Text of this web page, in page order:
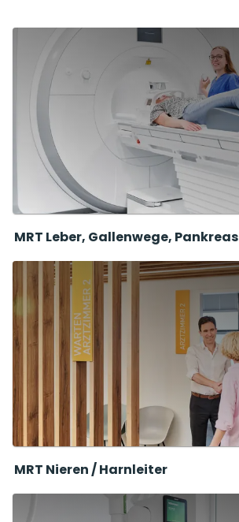
MRT Leber, Gallenwege, Pankreas
MRT Nieren / Harnleiter